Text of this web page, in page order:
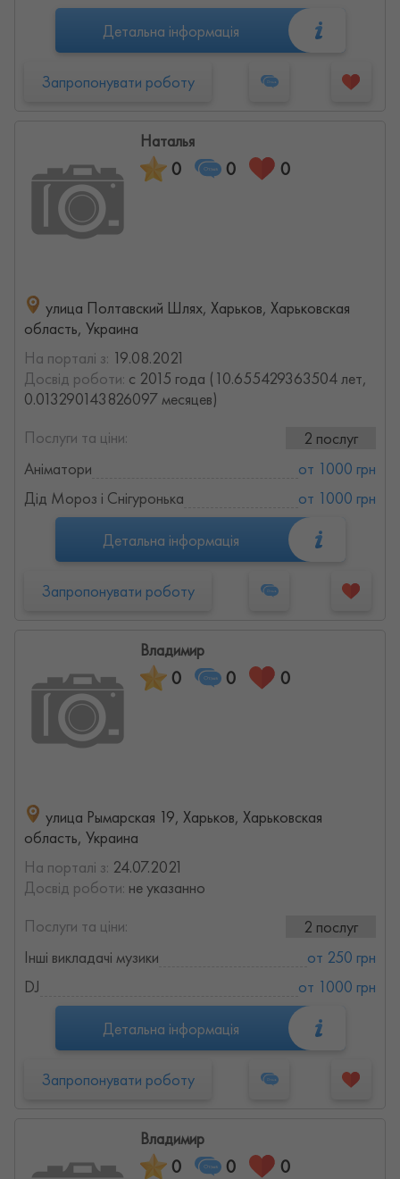
Детальна інформація
Запропонувати роботу
Наталья
0 0 0
улица Полтавский Шлях, Харьков, Харьковская
область, Украина
На порталі з: 19.08.2021
Досвід роботи: с 2015 года (10.655429363504 лет,
0.013290143826097 месяцев)
Послуги та ціни:
2 послуг
Аніматори
от 1000 грн
Дід Мороз і Снігуронька
от 1000 грн
Детальна інформація
Запропонувати роботу
Владимир
0 0 0
улица Рымарская 19, Харьков, Харьковская
область, Украина
На порталі з: 24.07.2021
Досвід роботи: не указанно
Послуги та ціни:
2 послуг
Інші викладачі музики
от 250 грн
DJ
от 1000 грн
Детальна інформація
Запропонувати роботу
Владимир
0 0 0